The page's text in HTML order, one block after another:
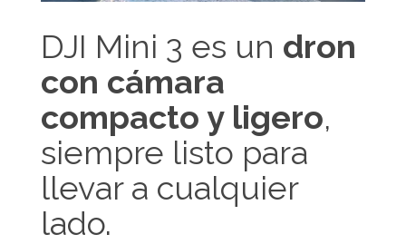
DJI Mini 3 es un dron
con cámara
compacto y ligero,
siempre listo para
llevar a cualquier
lado.